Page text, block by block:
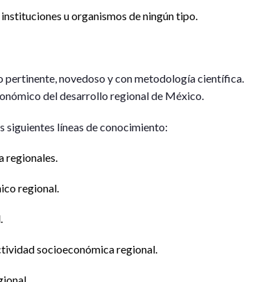
u organismos de ningún tipo.
novedoso y con metodología científica.
del desarrollo regional de México.
siguientes líneas de conocimiento:
regionales.
regional.
socioeconómica regional.